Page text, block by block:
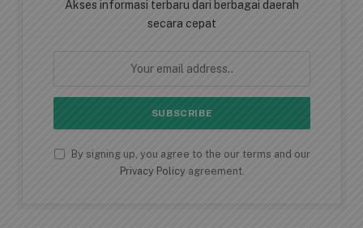
Akses informasi terbaru dari berbagai daerah
secara cepat
By signing up, you agree to the our terms and our
Privacy Policy agreement.